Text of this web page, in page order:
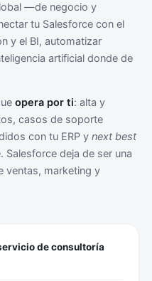
—de negocio y
tu Salesforce con el
y el BI, automatizar
artificial donde de
opera por ti: alta y
casos de soporte
con tu ERP y next best
deja de ser una
ventas, marketing y
de consultoría